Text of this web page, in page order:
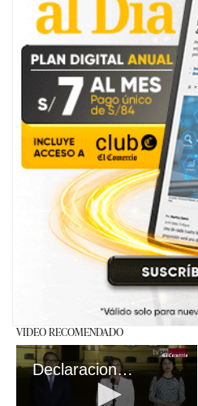
VIDEO RECOMENDADO
Declaraciones de Dina Boluarte 15/02/23